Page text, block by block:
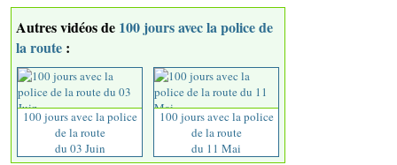
Autres vidéos de 100 jours avec la police de
la route :
100 jours avec la police
de la route
du 03 Juin
100 jours avec la police
de la route
du 11 Mai